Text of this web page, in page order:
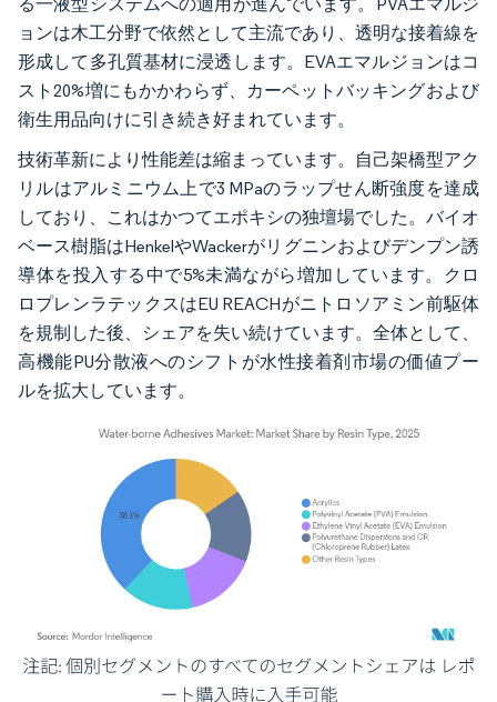
ョンは木工分野で依然として主流であり、透明な接着線を
形成して多孔質基材に浸透します。EVAエマルジョンはコ
スト20%増にもかかわらず、カーペットバッキングおよび
衛生用品向けに引き続き好まれています。
技術革新により性能差は縮まっています。自己架橋型アク
リルはアルミニウム上で3 MPaのラップせん断強度を達成
しており、これはかつてエポキシの独壇場でした。バイオ
ベース樹脂はHenkelやWackerがリグニンおよびデンプン誘
導体を投入する中で5%未満ながら増加しています。クロ
ロプレンラテックスはEU REACHがニトロソアミン前駆体
を規制した後、シェアを失い続けています。全体として、
高機能PU分散液へのシフトが水性接着剤市場の価値プー
ルを拡大しています。
画像 © Mordor Intelligence。再利用にはCC BY 4.0の表示が必要です。